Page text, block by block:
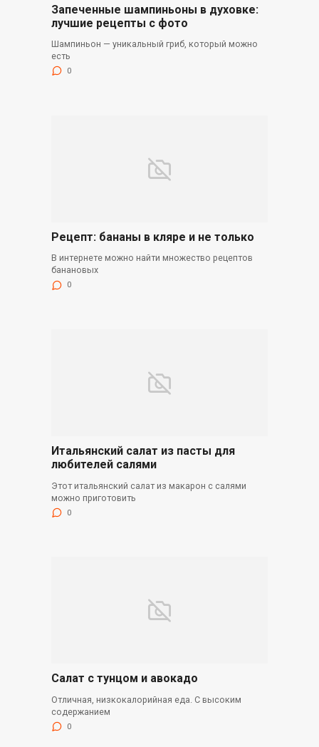
Запеченные шампиньоны в духовке:
лучшие рецепты с фото
Шампиньон — уникальный гриб, который можно
есть
0
Рецепт: бананы в кляре и не только
В интернете можно найти множество рецептов
банановых
0
Итальянский салат из пасты для
любителей салями
Этот итальянский салат из макарон с салями
можно приготовить
0
Салат с тунцом и авокадо
Отличная, низкокалорийная еда. С высоким
содержанием
0